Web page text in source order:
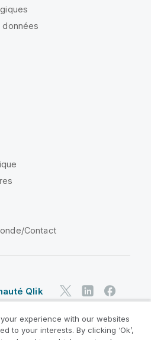
Contact
Qlik
experience with our websites
to your interests. By clicking ‘Ok’,